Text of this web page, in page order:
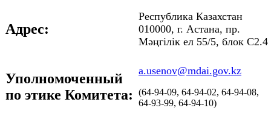
Адрес:
Республика Казахстан
010000, г. Астана, пр.
Мәңгілік ел 55/5, блок С2.4
Уполномоченный
по этике Комитета:
a.usenov@mdai.gov.kz
(64-94-09, 64-94-02, 64-94-08,
64-93-99, 64-94-10)